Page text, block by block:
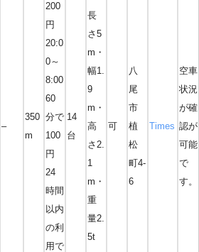
–
350
m
200
円
20:0
0～
8:00
60
分で
100
円
24
時間
以内
の利
用で
14
台
長
さ5
m・
幅1.
9
m・
高
さ2.
1
m・
重
量2.
5t
可
八
尾
市
植
松
町4-
6
Times
空車
状況
が確
認が
可能
で
す。